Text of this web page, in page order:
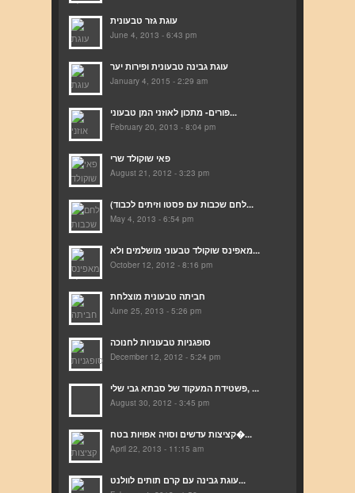
עוגת גזר טבעונית
June 4, 2013 - 6:43 pm
עוגת גבינה טבעונית ופירות יער
January 4, 2015 - 2:29 am
פורים- מתכון לאוזני המן טבעוני...
February 20, 2013 - 8:04 pm
פאי שוקולד שרי
August 21, 2012 - 3:23 pm
(לחם שכבות עם פסטו וזיתים לכבוד...
May 4, 2013 - 6:54 pm
מאפינס שוקולד טבעוני מושלמים ולא...
October 12, 2012 - 8:16 pm
חביתה טבעונית מוצלחת
June 25, 2013 - 5:26 pm
סופגניות טבעוניות לחנוכה
December 12, 2012 - 5:24 pm
פשטידת המעקוד של סבתא גבי שלי, ...
August 30, 2012 - 3:45 pm
קציצות עדשים וסויה אפויות בטח�...
April 22, 2013 - 11:15 am
עוגת גבינה עם קרם תותים לוולנט...